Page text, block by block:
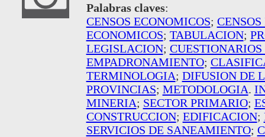
Palabras claves:
CENSOS ECONOMICOS;
ECONOMICOS; TABULACION;
LEGISLACION; CUESTIONARIOS
EMPADRONAMIENTO;
TERMINOLOGIA; DIFUSION DE
PROVINCIAS; METODOLOGIA.
MINERIA; SECTOR PRIMARIO;
CONSTRUCCION; EDIFICACION;
SERVICIOS DE SANEAMIENTO;